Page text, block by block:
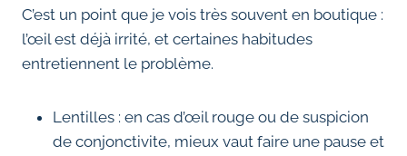
C’est un point que je vois très souvent en boutique :
l’œil est déjà irrité, et certaines habitudes
entretiennent le problème.
Lentilles : en cas d’œil rouge ou de suspicion
de conjonctivite, mieux vaut faire une pause et